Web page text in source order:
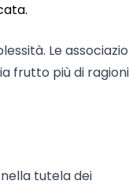
Le
frutto più di ragioni
tutela dei